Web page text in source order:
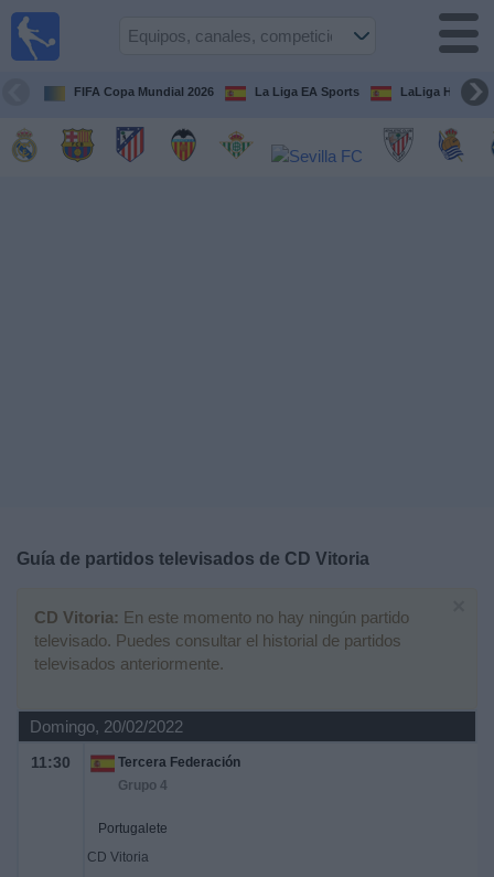
FIFA Copa Mundial 2026 La Liga EA Sports LaLiga
Guía de partidos televisados de CD Vitoria
CD Vitoria: En este momento no hay ningún partido
televisado. Puedes consultar el historial de partidos
televisados anteriormente.
Domingo, 20/02/2022
11:30
Tercera Federación
Grupo 4
Portugalete
CD Vitoria
Guía de
Televisados
Noticias
Widget